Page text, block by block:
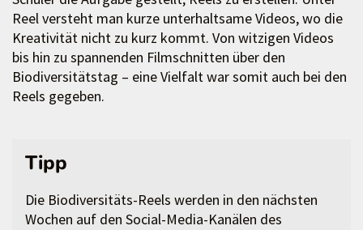
Reel versteht man kurze unterhaltsame Videos, wo die
Kreativität nicht zu kurz kommt. Von witzigen Videos
bis hin zu spannenden Filmschnitten über den
Biodiversitätstag – eine Vielfalt war somit auch bei den
Reels gegeben.
Tipp
Die Biodiversitäts-Reels werden in den nächsten
Wochen auf den Social-Media-Kanälen des